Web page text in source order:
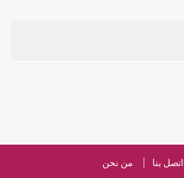
اتصل بنا من نحن